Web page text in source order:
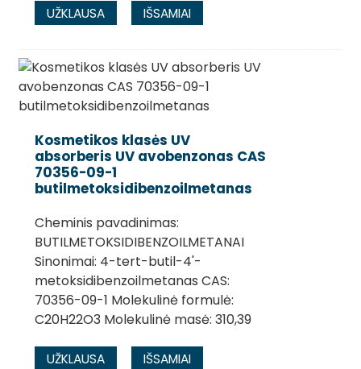
UŽKLAUSA IŠSAMIAI
Kosmetikos klasės UV
absorberis UV avobenzonas CAS
70356-09-1
butilmetoksidibenzoilmetanas
Cheminis pavadinimas:
BUTILMETOKSIDIBENZOILMETANAI
Sinonimai: 4-tert-butil-4'-
metoksidibenzoilmetanas CAS:
70356-09-1 Molekulinė formulė:
C20H22O3 Molekulinė masė: 310,39
UŽKLAUSA IŠSAMIAI